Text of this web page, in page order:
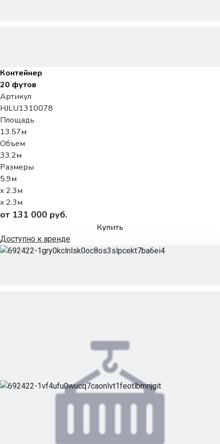
Контейнер
20 футов
Артикул
HJLU1310078
Площадь
13.57м
Объем
33.2м
Размеры
5.9м
x 2.3м
x 2.3м
от 131 000 руб.
Купить
Доступно к аренде